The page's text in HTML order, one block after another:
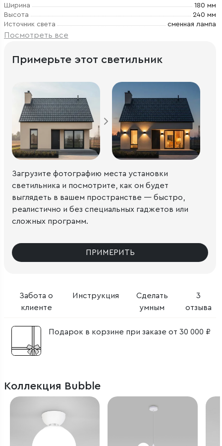
Ширина
180 мм
Высота
240 мм
Источник света
сменная лампа
Посмотреть все
Забота о
клиенте
Инструкция
Сделать
умным
3
отзыва
Подарок в корзине при заказе от 30 000 ₽
Примерьте этот светильник
Загрузите фотографию места установки
светильника и посмотрите, как он будет
выглядеть в вашем пространстве — быстро,
реалистично и без специальных гаджетов или
сложных программ.
ПРИМЕРИТЬ
Коллекция Bubble